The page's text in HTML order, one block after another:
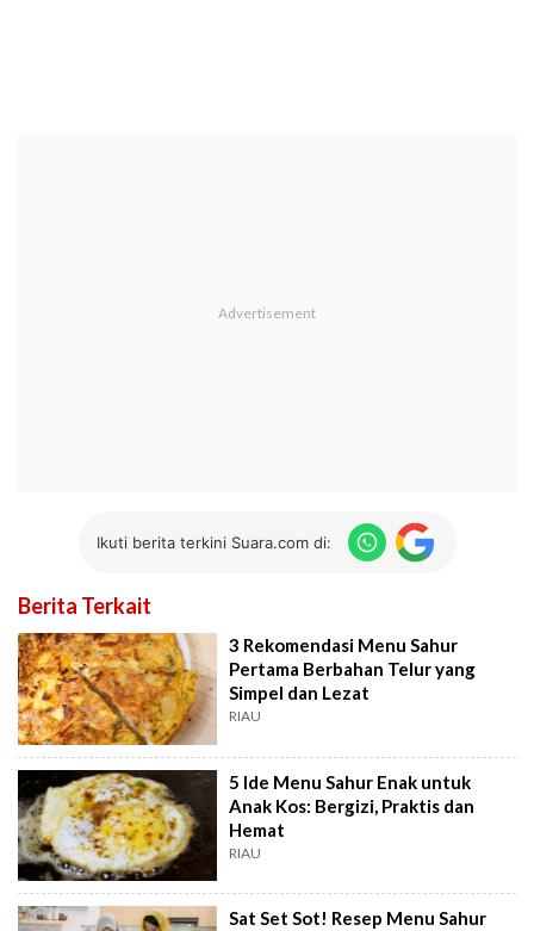
Ikuti berita terkini Suara.com di:
Berita Terkait
3 Rekomendasi Menu Sahur
Pertama Berbahan Telur yang
Simpel dan Lezat
RIAU
5 Ide Menu Sahur Enak untuk
Anak Kos: Bergizi, Praktis dan
Hemat
RIAU
Sat Set Sot! Resep Menu Sahur